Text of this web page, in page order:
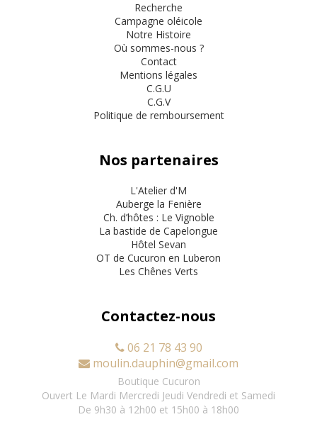
Recherche
Campagne oléicole
Notre Histoire
Où sommes-nous ?
Contact
Mentions légales
C.G.U
C.G.V
Politique de remboursement
Nos partenaires
L'Atelier d'M
Auberge la Fenière
Ch. d’hôtes : Le Vignoble
La bastide de Capelongue
Hôtel Sevan
OT de Cucuron en Luberon
Les Chênes Verts
Contactez-nous
06 21 78 43 90
moulin.dauphin@gmail.com
Boutique Cucuron
Ouvert Le Mardi Mercredi Jeudi Vendredi et Samedi
De 9h30 à 12h00 et 15h00 à 18h00